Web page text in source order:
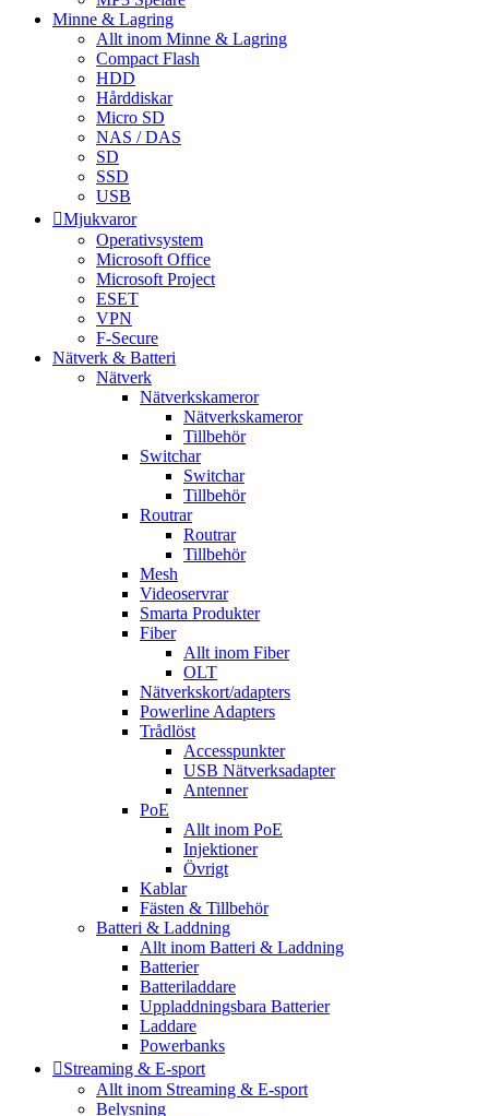
Minne & Lagring
Allt inom Minne & Lagring
Compact Flash
HDD
Hårddiskar
Micro SD
NAS / DAS
SD
SSD
USB
Mjukvaror
Operativsystem
Microsoft Office
Microsoft Project
ESET
VPN
F-Secure
Nätverk & Batteri
Nätverk
Nätverkskameror
Nätverkskameror
Tillbehör
Switchar
Switchar
Tillbehör
Routrar
Routrar
Tillbehör
Mesh
Videoservrar
Smarta Produkter
Fiber
Allt inom Fiber
OLT
Nätverkskort/adapters
Powerline Adapters
Trådlöst
Accesspunkter
USB Nätverksadapter
Antenner
PoE
Allt inom PoE
Injektioner
Övrigt
Kablar
Fästen & Tillbehör
Batteri & Laddning
Allt inom Batteri & Laddning
Batterier
Batteriladdare
Uppladdningsbara Batterier
Laddare
Powerbanks
Streaming & E-sport
Allt inom Streaming & E-sport
Belysning